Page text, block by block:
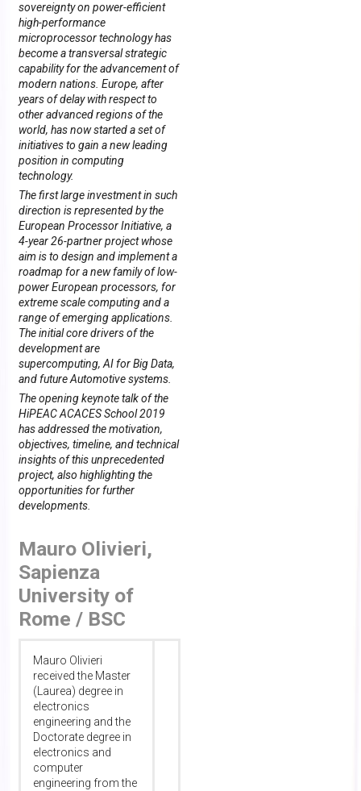
sovereignty on power-efficient
high-performance
microprocessor technology has
become a transversal strategic
capability for the advancement of
modern nations. Europe, after
years of delay with respect to
other advanced regions of the
world, has now started a set of
initiatives to gain a new leading
position in computing
technology.
The first large investment in such
direction is represented by the
European Processor Initiative, a
4-year 26-partner project whose
aim is to design and implement a
roadmap for a new family of low-
power European processors, for
extreme scale computing and a
range of emerging applications.
The initial core drivers of the
development are
supercomputing, AI for Big Data,
and future Automotive systems.
The opening keynote talk of the
HiPEAC ACACES School 2019
has addressed the motivation,
objectives, timeline, and technical
insights of this unprecedented
project, also highlighting the
opportunities for further
developments.
Mauro Olivieri,
Sapienza
University of
Rome / BSC
Mauro Olivieri
received the Master
(Laurea) degree in
electronics
engineering and the
Doctorate degree in
electronics and
computer
engineering from the